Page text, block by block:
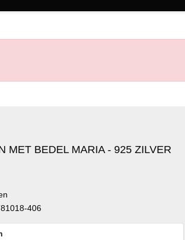
MET BEDEL MARIA - 925 ZILVER
406